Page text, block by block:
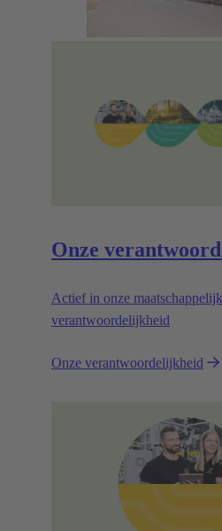
Onze
Actief in onze
verantwoordelijkheid
Onze verantwoordelijkheid